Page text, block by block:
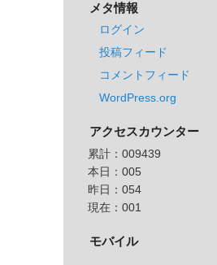
メタ情報
ログイン
投稿フィード
コメントフィード
WordPress.org
アクセスカウンター
累計： 009439
本日： 005
昨日： 054
現在： 001
モバイル